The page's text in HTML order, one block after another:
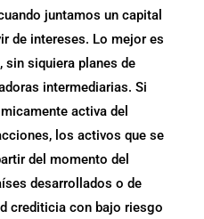
juntamos un capital
de intereses. Lo mejor es
siquiera planes de
intermediarias. Si
activa del
los activos que se
del momento del
desarrollados o de
crediticia con bajo riesgo